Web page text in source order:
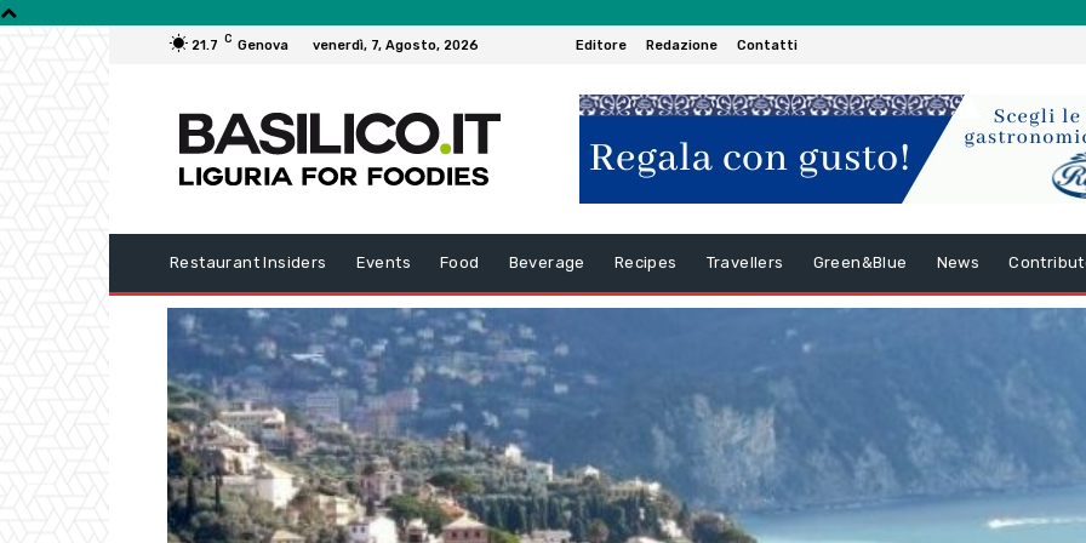
21.7 C Genova venerdì, 7, Agosto, 2026 Editore Redazione Contatti
Restaurant Insiders Events Food Beverage Recipes Travellers Green&Blue News